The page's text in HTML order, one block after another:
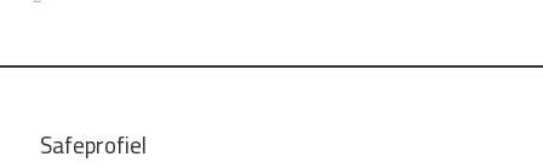
Safeprofiel